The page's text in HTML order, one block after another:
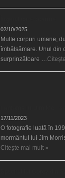
02/10/2025
Multe corpuri umane,
îmbălsămare. Unul din
surprinzătoare …
17/11/2023
O fotografie luată în
mormântul lui Jim
Citește mai mult »